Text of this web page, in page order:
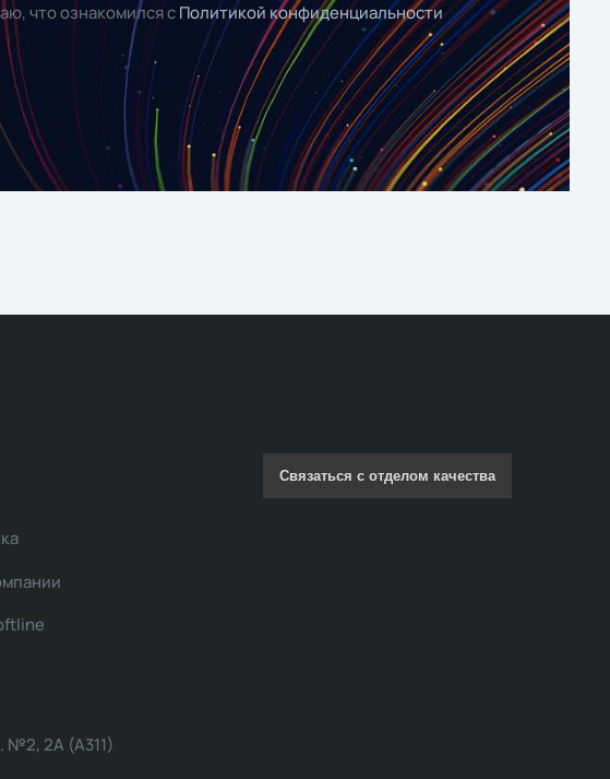
что ознакомился с Политикой конфиденциальности
Связаться с отделом качества
№2, 2А (А311)